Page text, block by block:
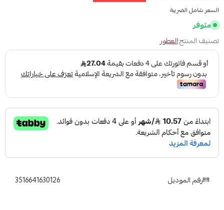
السعر شامل الضريبة
متوفر
تصنيف المنتج:العطور
رقم الموديل 3516641630126